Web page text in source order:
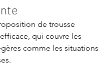
de trousse
qui couvre les
comme les situations